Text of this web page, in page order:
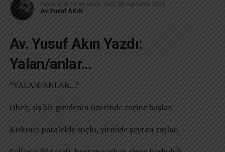
Yayınlandı 11 ay önce Tarih 30 Ağustos 2025
Av.Yusuf AKIN
Av. Yusuf Akın Yazdı:
Yalan/anlar…
*YALAN/ANLAR…*
Obez, şiş bir gövdenin üzerinde reçine başlar.
Kırkıncı paralelde suçlu, yirmide şeytan taşlar.